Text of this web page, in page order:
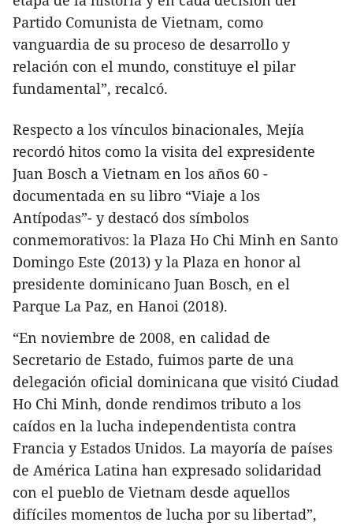
Partido Comunista de Vietnam, como
vanguardia de su proceso de desarrollo y
relación con el mundo, constituye el pilar
fundamental”, recalcó.
Respecto a los vínculos binacionales, Mejía
recordó hitos como la visita del expresidente
Juan Bosch a Vietnam en los años 60 -
documentada en su libro “Viaje a los
Antípodas”- y destacó dos símbolos
conmemorativos: la Plaza Ho Chi Minh en Santo
Domingo Este (2013) y la Plaza en honor al
presidente dominicano Juan Bosch, en el
Parque La Paz, en Hanoi (2018).
“En noviembre de 2008, en calidad de
Secretario de Estado, fuimos parte de una
delegación oficial dominicana que visitó Ciudad
Ho Chi Minh, donde rendimos tributo a los
caídos en la lucha independentista contra
Francia y Estados Unidos. La mayoría de países
de América Latina han expresado solidaridad
con el pueblo de Vietnam desde aquellos
difíciles momentos de lucha por su libertad”,